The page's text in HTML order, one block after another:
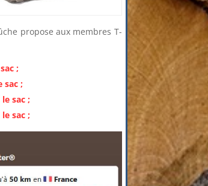
propose aux membres T-
;
sac ;
sac ;
sac ;